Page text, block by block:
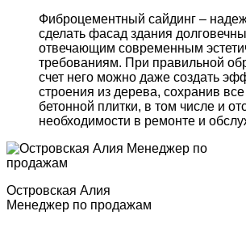
Фиброцементный сайдинг –
сделать фасад здания
отвечающим современным
требованиям. При правильной
счет него можно даже создать
строения из дерева, сохранив все
бетонной плитки, в том числе и
необходимости в ремонте и
Островская Алия
Менеджер по продажам